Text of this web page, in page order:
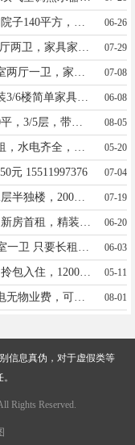
06-26
07-29
07-08
八一路北南大郭小区3室2厅108平精装3/6楼简单家具双气空调热水器地下室无物业费月1000元电话13131999848 06-08
个人出租，天一城附近拖南生活区60平，3/5层，带小房，650元/月。小区停车方便。电话:18510366029 08-05
05-20
元 15511997376 07-04
桥东建设东路东牛角小学斜对面，二层半独楼，200平，房租低，门前能停车，办公午托仓库会所等均可17733991759 07-19
06-20
06-03
国际新城三室两厅，家具家电齐全，拎包入住，1200联系13933731537微 05-11
08-01
信息真伪，对于虚假类等
Rights Reserved.